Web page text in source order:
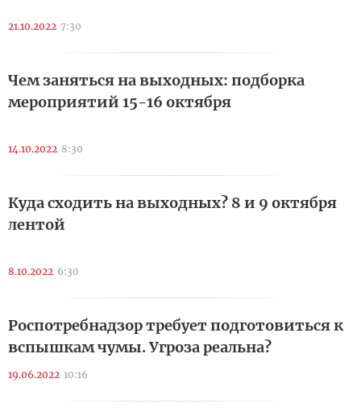
21.10.2022 7:30
Чем заняться на выходных: подборка
мероприятий 15-16 октября
14.10.2022 8:30
Куда сходить на выходных? 8 и 9 октября
лентой
8.10.2022 6:30
Роспотребнадзор требует подготовиться к
вспышкам чумы. Угроза реальна?
19.06.2022 10:16